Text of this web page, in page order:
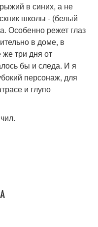
в синих, а не
школы - (белый
Особенно режет глаз
в доме, в
три дня от
бы и следа. И я
персонаж, для
и глупо